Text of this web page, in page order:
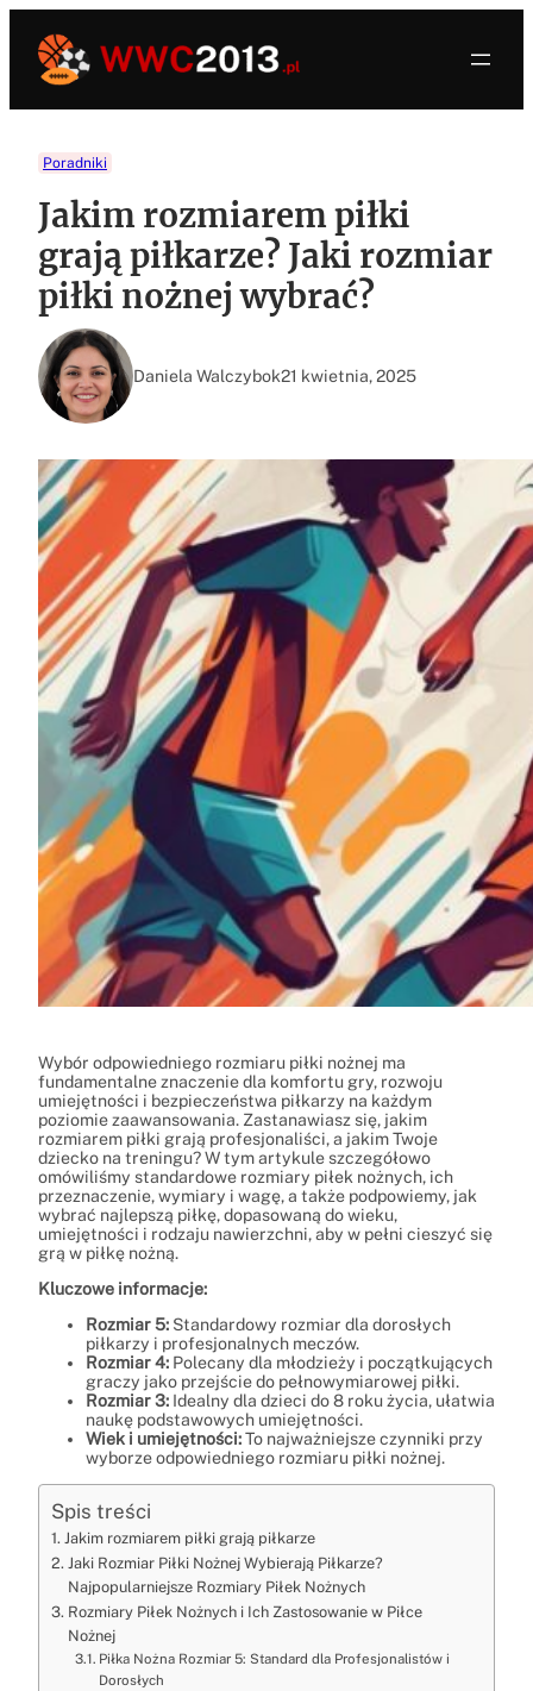
treści
Poradniki
Jakim rozmiarem piłki
grają piłkarze? Jaki rozmiar
piłki nożnej wybrać?
Daniela Walczybok21 kwietnia, 2025
Wybór odpowiedniego rozmiaru piłki nożnej ma
fundamentalne znaczenie dla komfortu gry, rozwoju
umiejętności i bezpieczeństwa piłkarzy na każdym
poziomie zaawansowania. Zastanawiasz się, jakim
rozmiarem piłki grają profesjonaliści, a jakim Twoje
dziecko na treningu? W tym artykule szczegółowo
omówiliśmy standardowe rozmiary piłek nożnych, ich
przeznaczenie, wymiary i wagę, a także podpowiemy, jak
wybrać najlepszą piłkę, dopasowaną do wieku,
umiejętności i rodzaju nawierzchni, aby w pełni cieszyć się
grą w piłkę nożną.
Kluczowe informacje:
Rozmiar 5: Standardowy rozmiar dla dorosłych
piłkarzy i profesjonalnych meczów.
Rozmiar 4: Polecany dla młodzieży i początkujących
graczy jako przejście do pełnowymiarowej piłki.
Rozmiar 3: Idealny dla dzieci do 8 roku życia, ułatwia
naukę podstawowych umiejętności.
Wiek i umiejętności:To najważniejsze czynniki przy
wyborze odpowiedniego rozmiaru piłki nożnej.
Spis treści
Jakim rozmiarem piłki grają piłkarze
Jaki Rozmiar Piłki Nożnej Wybierają Piłkarze?
Najpopularniejsze Rozmiary Piłek Nożnych
Rozmiary Piłek Nożnych i Ich Zastosowanie w Piłce
Nożnej
Piłka Nożna Rozmiar 5: Standard dla Profesjonalistów i
Dorosłych